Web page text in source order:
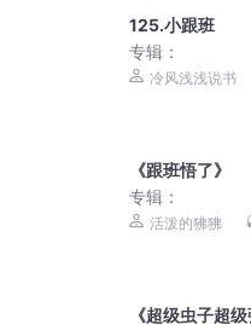
125.小跟班
专辑：
冷风浅浅说书
《跟班悟了》
专辑：
活泼的狒狒
《超级虫子超